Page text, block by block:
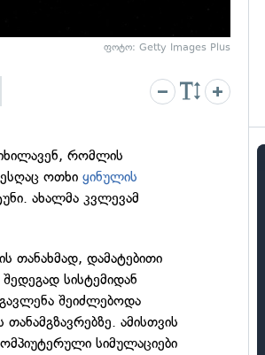
ფოტო: Getty Images Plus
რომლის
ოთხიყინულის
ახალმა კვლევამ
თანახმად, დამატებითი
სისტემიდან
შეიძლებოდა
ამისთვის
სიმულაციები